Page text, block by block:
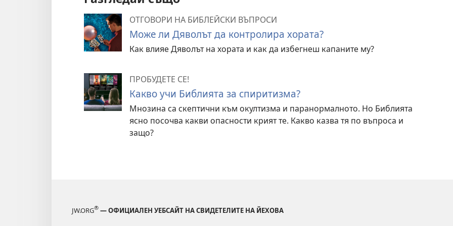
ОТГОВОРИ НА БИБЛЕЙСКИ ВЪПРОСИ
Може ли Дяволът да контролира хората?
Как влияе Дяволът на хората и как да избегнеш капаните му?
ПРОБУДЕТЕ СЕ!
Какво учи Библията за спиритизма?
Мнозина са скептични към окултизма и паранормалното. Но Библията
ясно посочва какви опасности крият те. Какво казва тя по въпроса и
защо?
JW.ORG® — ОФИЦИАЛЕН УЕБСАЙТ НА СВИДЕТЕЛИТЕ НА ЙЕХОВА